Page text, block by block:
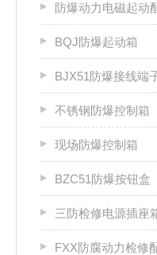
防爆动力电磁起动
BQJ防爆起动箱
BJX51防爆接线端
不锈钢防爆控制箱
现场防爆控制箱
BZC51防爆按钮盒
三防检修电源插座
FXX防腐动力检修